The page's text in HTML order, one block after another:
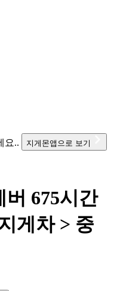
요.. 지게몬앱으로 보기
버 675시간
게차 > 중